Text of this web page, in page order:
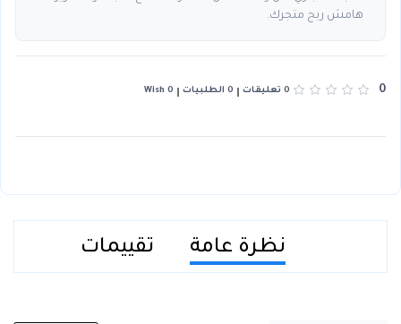
هامش ربح متجرك.
0 0 تعليقات 0 الطلبيات 0 Wish
نظرة عامة تقييمات